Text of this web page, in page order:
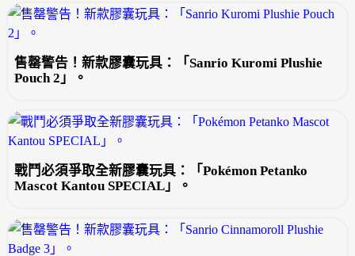
售罄警告！新款膠囊玩具：「Sanrio Kuromi Plushie
Pouch 2」。
戰鬥必須爭取全新膠囊玩具：「Pokémon Petanko
Mascot Kantou SPECIAL」。